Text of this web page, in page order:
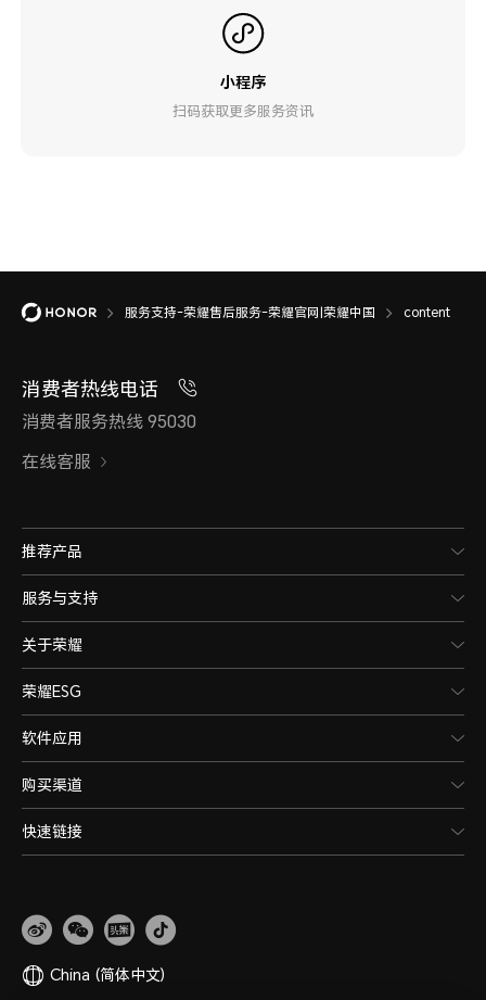
小程序
扫码获取更多服务资讯
服务支持-荣耀售后服务-荣耀官网|荣耀中国 content
消费者热线电话
消费者服务热线 95030
在线客服
推荐产品
服务与支持
关于荣耀
荣耀ESG
软件应用
购买渠道
快速链接
China (简体中文)